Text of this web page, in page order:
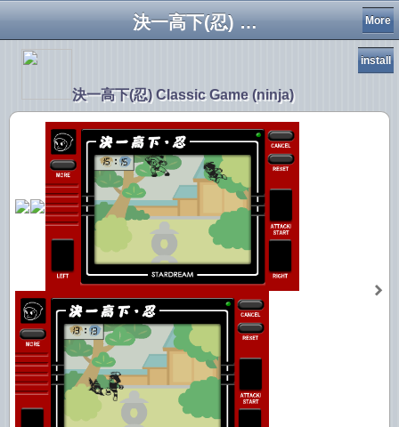
More
決一高下(忍) Classic Game (ninja)
決一高下(忍) Classic Game (ninja)
install